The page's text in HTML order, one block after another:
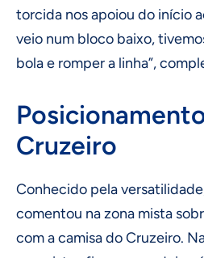
torcida nos apoiou do início
veio num bloco baixo,
bola e romper a linha”,
Cruzeiro
Conhecido pela
comentou na zona mista
com a camisa do Cruzeiro.